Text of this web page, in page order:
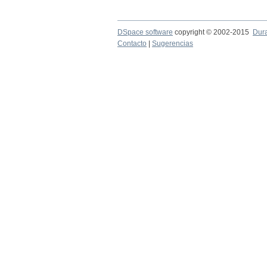
DSpace software copyright © 2002-2015
Contacto
Sugerencias